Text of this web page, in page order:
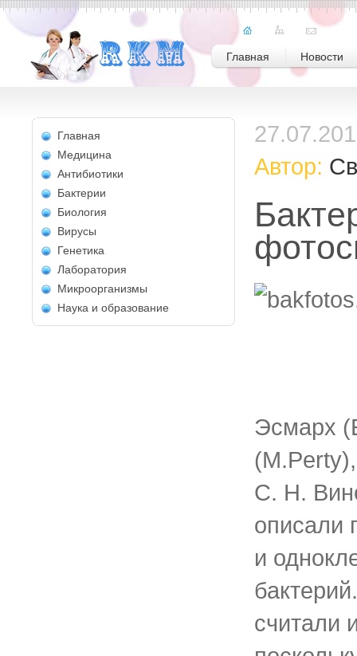
Главная Новости
Главная
Медицина
Антибиотики
Бактерии
Биология
Вирусы
Генетика
Лаборатория
Микроорганизмы
Наука и образование
Автор:
Эсмарх
С. Н.
описали
и
считали